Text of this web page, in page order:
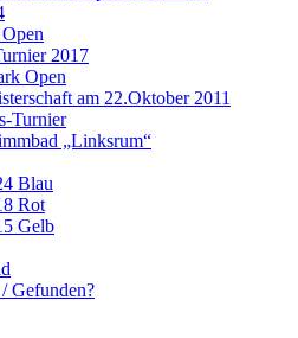
2017
Open
am 22.Oktober 2011
Turnier
„Linksrum“
Blau
Rot
Gelb
Gefunden?